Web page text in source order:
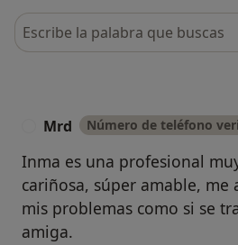
Busca en opiniones
Mrd Número de teléfono
Inma es una profesional
cariñosa, súper amable, me
mis problemas como si se
amiga.